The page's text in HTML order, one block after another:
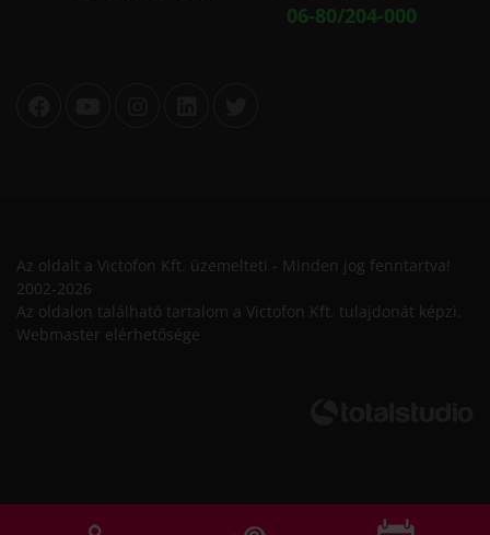
06-80/204-000
Az oldalt a Victofon Kft. üzemelteti - Minden jog fenntartva!
2002-2026
Az oldalon található tartalom a Victofon Kft. tulajdonát képzi.
Webmaster elérhetősége